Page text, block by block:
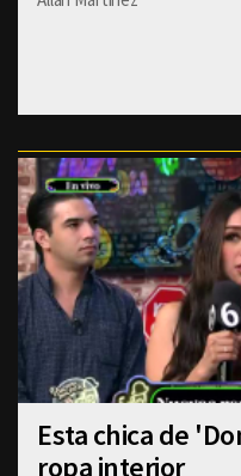
Esta chica de
ropa interior